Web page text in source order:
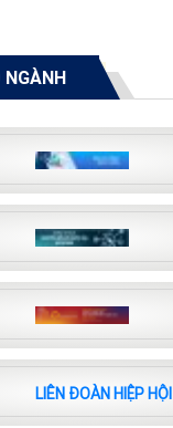
NGÀNH
LIÊN ĐOÀN HIỆP HỘI